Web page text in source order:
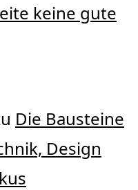
keine gute
Die Bausteine
Design